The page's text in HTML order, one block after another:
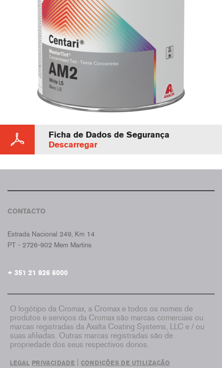
Ficha de Dados de Segurança
Descarregar
CONTACTO
Estrada Nacional 249, Km 14
PT - 2726-902 Mem Martins
+ 351 21 926 6000
O logótipo da Cromax, a Cromax e todos os nomes de
produtos e serviços da Cromax são marcas comerciais ou
marcas registradas da Axalta Coating Systems, LLC e / ou
suas afiliadas. Outras marcas registradas são de
propriedade dos seus respectivos donos.
LEGAL PRIVACIDADE CONDIÇÕES DE UTILIZAÇÃO